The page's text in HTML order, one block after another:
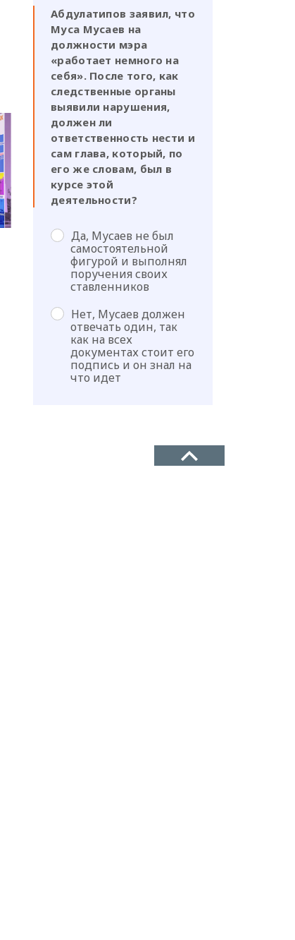
Абдулатипов заявил, что
Муса Мусаев на
должности мэра
«работает немного на
себя». После того, как
следственные органы
выявили нарушения,
должен ли
ответственность нести и
сам глава, который, по
его же словам, был в
курсе этой
деятельности?
Да, Мусаев не был
самостоятельной
фигурой и выполнял
поручения своих
ставленников
Нет, Мусаев должен
отвечать один, так
как на всех
документах стоит его
подпись и он знал на
что идет